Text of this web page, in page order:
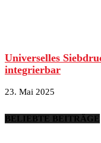
Universelles
integrierbar
23. Mai 2025
BELIEBTE BEITRÄGE